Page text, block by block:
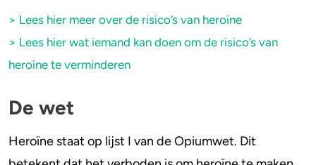
> Lees hier meer over de risico’s van heroïne
> Lees hier wat iemand kan doen om de risico’s van
heroïne te verminderen
De wet
Heroïne staat op lijst I van de Opiumwet. Dit